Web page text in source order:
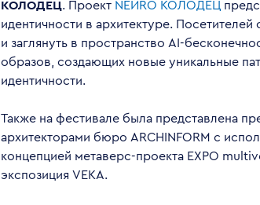
КОЛОДЕЦ. Проект NЕЙRO КОЛОДЕЦ
идентичности в архитектуре.
и заглянуть в пространство AI-
образов, создающих новые уникальные
идентичности.
Также на фестивале была представлена
архитекторами бюро ARCHINFORM с
концепцией метаверс-проекта EXPO
экспозиция VEKA.